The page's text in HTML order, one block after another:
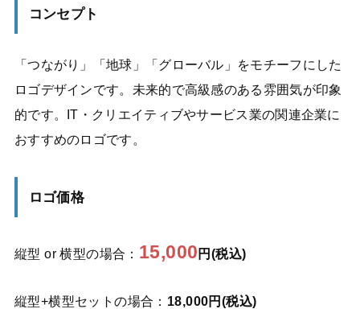
コンセプト
「つながり」「地球」「グローバル」をモチーフにした
ロゴデザインです。未来的で高級感のある雰囲気が印象
的です。IT・クリエイティブやサービス業の関連企業に
おすすめのロゴです。
ロゴ価格
縦型 or 横型の場合： 15,000 円(税込)
縦型+横型セットの場合： 18,000円(税込)